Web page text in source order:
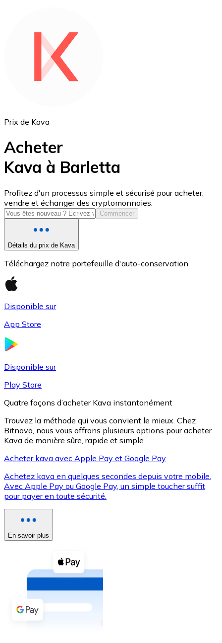
Ethereum
USD Coin
USDC
XRP
XRP
Voir toutes
Coupons crypto
Achetez des cryptomonnaies en espèces et d'autres
Acheter avec espèces
Virement SEPA
Prix de Kava
Acheter
Kava à Barletta
Profitez d'un processus simple et sécurisé pour acheter,
vendre et échanger des cryptomonnaies.
Commencer
Détails du prix de Kava
Téléchargez notre portefeuille d'auto-conservation
Disponible sur
App Store
Disponible sur
Play Store
Quatre façons d’acheter Kava instantanément
Trouvez la méthode qui vous convient le mieux. Chez
Bitnovo, nous vous offrons plusieurs options pour acheter
Kava de manière sûre, rapide et simple.
Acheter kava avec Apple Pay et Google Pay
Achetez kava en quelques secondes depuis votre mobile.
Avec Apple Pay ou Google Pay, un simple toucher suffit
pour payer en toute sécurité.
En savoir plus